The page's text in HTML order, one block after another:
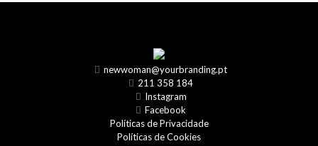
newwoman@yourbranding.pt
211 358 184
Instagram
Facebook
Políticas de Privacidade
Políticas de Cookies